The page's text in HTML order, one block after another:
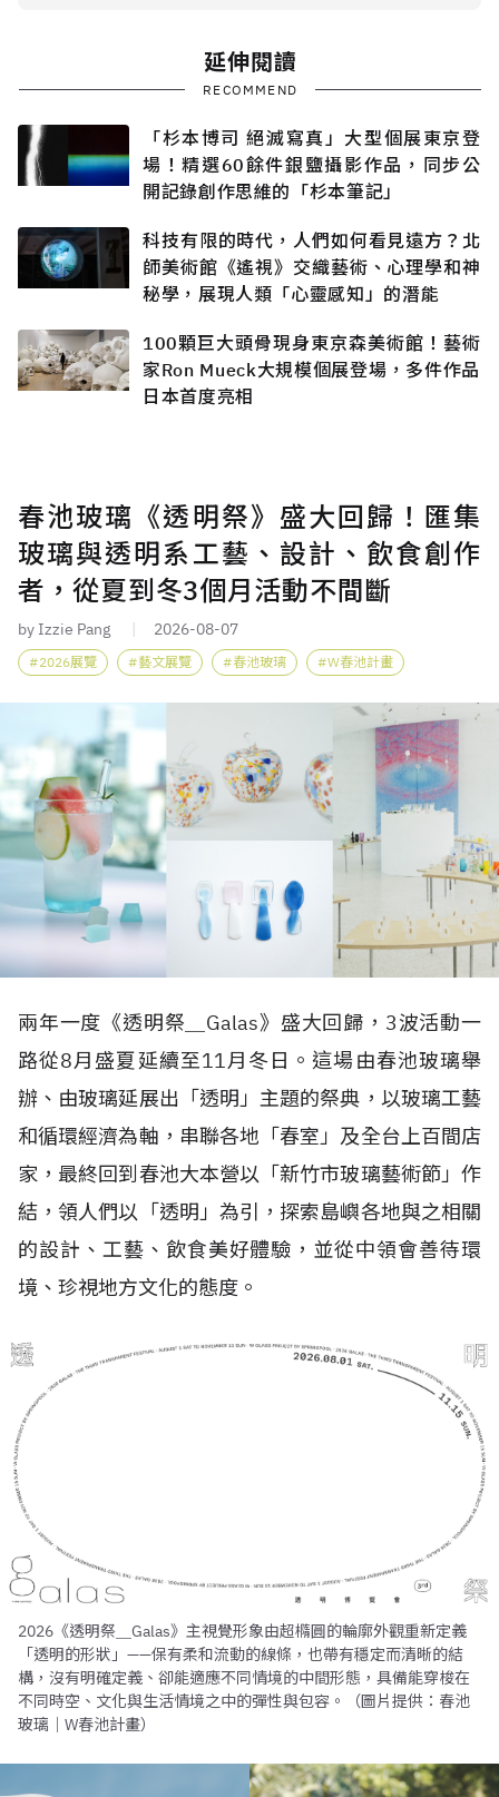
延伸閱讀
RECOMMEND
「杉本博司 絕滅寫真」大型個展東京登
場！精選60餘件銀鹽攝影作品，同步公
開記錄創作思維的「杉本筆記」
科技有限的時代，人們如何看見遠方？北
師美術館《遙視》交織藝術、心理學和神
秘學，展現人類「心靈感知」的潛能
100顆巨大頭骨現身東京森美術館！藝術
家Ron Mueck大規模個展登場，多件作品
日本首度亮相
春池玻璃《透明祭》盛大回歸！匯集
玻璃與透明系工藝、設計、飲食創作
者，從夏到冬3個月活動不間斷
by Izzie Pang 2026-08-07
2026展覽 藝文展覽 春池玻璃 W春池計畫
兩年一度《透明祭＿ Galas》盛大回歸， 3波活動一
路從8月盛夏延續至11月冬日。這場由春池玻璃舉
辦、由玻璃延展出「透明」主題的祭典，以玻璃工藝
和循環經濟為軸，串聯各地「春室」及全台上百間店
家，最終回到春池大本營以「新竹市玻璃藝術節」作
結，領人們以「透明」為引，探索島嶼各地與之相關
的設計、工藝、飲食美好體驗，並從中領會善待環
境、珍視地方文化的態度。
2026《透明祭＿Galas》主視覺形象由超橢圓的輪廓外觀重新定義
「透明的形狀」——保有柔和流動的線條，也帶有穩定而清晰的結
構，沒有明確定義、卻能適應不同情境的中間形態，具備能穿梭在
不同時空、文化與生活情境之中的彈性與包容。（圖片提供：春池
玻璃｜W春池計畫）